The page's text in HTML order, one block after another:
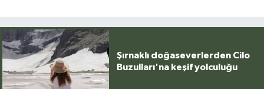
Şırnaklı doğaseverlerden Cilo
Buzulları'na keşif yolculuğu